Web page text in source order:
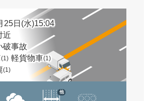
25日(水)15:04
近
破事故
(1) 軽貨物車(1)
(1)
他